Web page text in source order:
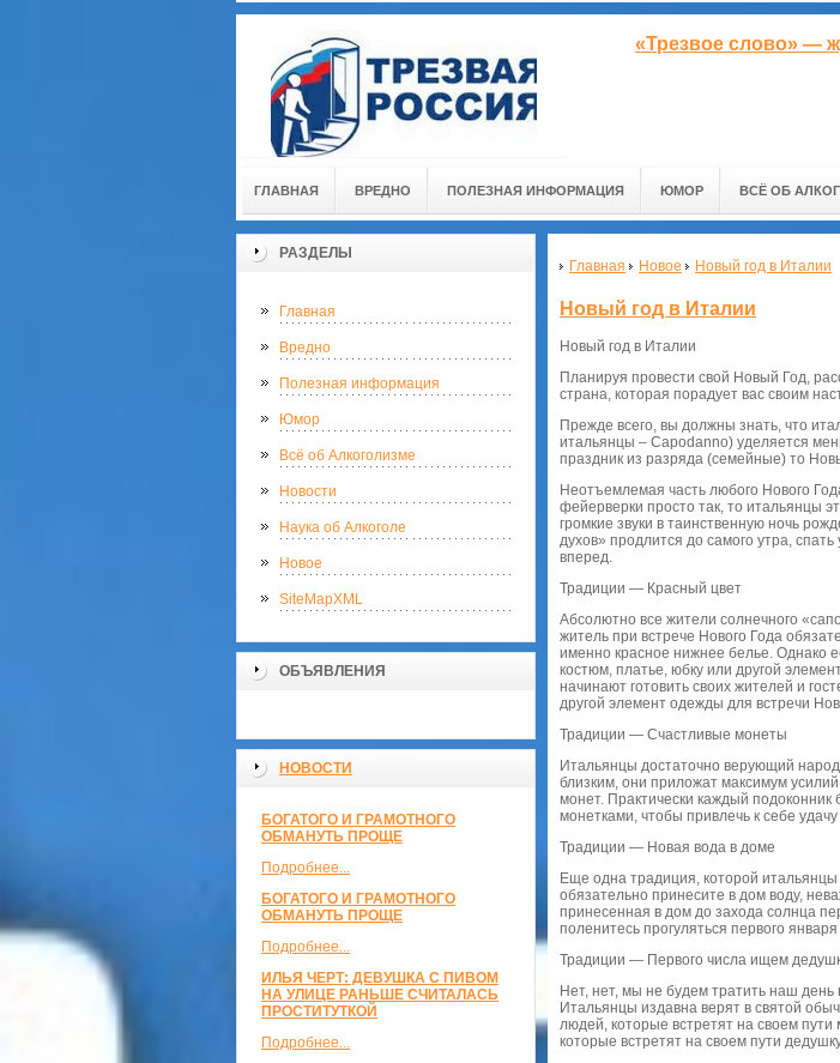
«Трезвое слово» —
ГЛАВНАЯ ВРЕДНО ПОЛЕЗНАЯ ИНФОРМАЦИЯ ЮМОР ВСЁ ОБ
РАЗДЕЛЫ
Главная
Вредно
Полезная информация
Юмор
Всё об Алкоголизме
Новости
Наука об Алкоголе
Новое
SiteMapXML
ОБЪЯВЛЕНИЯ
НОВОСТИ
БОГАТОГО И ГРАМОТНОГО
ОБМАНУТЬ ПРОЩЕ
Подробнее...
БОГАТОГО И ГРАМОТНОГО
ОБМАНУТЬ ПРОЩЕ
Подробнее...
ИЛЬЯ ЧЕРТ: ДЕВУШКА С ПИВОМ
НА УЛИЦЕ РАНЬШЕ СЧИТАЛАСЬ
ПРОСТИТУТКОЙ
Подробнее...
Главная Новое Новый год в Италии
Новый год в Италии
Новый год в Италии
Планируя провести свой Новый Год,
страна, которая порадует вас своим
Прежде всего, вы должны знать, что
итальянцы – Capodanno) уделяется
праздник из разряда (семейные) то
Неотъемлемая часть любого Нового
фейерверки просто так, то итальянцы
громкие звуки в таинственную ночь
духов» продлится до самого утра,
вперед.
Традиции — Красный цвет
Абсолютно все жители солнечного
житель при встрече Нового Года
именно красное нижнее белье. Однако
костюм, платье, юбку или другой
начинают готовить своих жителей и
другой элемент одежды для встречи
Традиции — Счастливые монеты
Итальянцы достаточно верующий
близким, они приложат максимум
монет. Практически каждый подоконник
монетками, чтобы привлечь к себе удачу
Традиции — Новая вода в доме
Еще одна традиция, которой
обязательно принесите в дом воду,
принесенная в дом до захода солнца
поленитесь прогуляться первого
Традиции — Первого числа ищем
Нет, нет, мы не будем тратить наш
Итальянцы издавна верят в святой
людей, которые встретят на своем
которые встретят на своем пути